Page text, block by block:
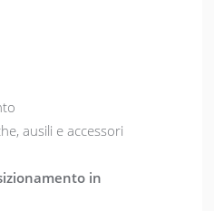
ausili e accessori
in